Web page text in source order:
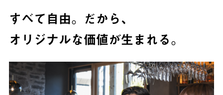
すべて自由。だから、
オリジナルな価値が生まれる。